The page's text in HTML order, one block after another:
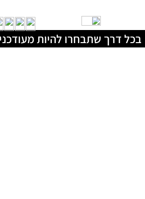
בכל דרך שתבחרו להיות